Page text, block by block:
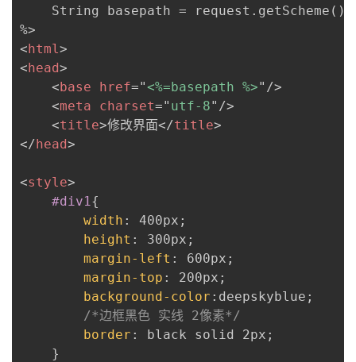
String basepath =
<html>
<head>
<base href="<%=basepath %>" />
<meta charset=" utf-8" />
<title>修改界面</title>
</head>
<style>
#div1{
width : 400px ;
height : 300px ;
margin-left : 600px ;
margin-top : 200px ;
background-color : deepskyblue ;
/*边框黑色 实线 2像素*/
border : black solid 2px ;
}